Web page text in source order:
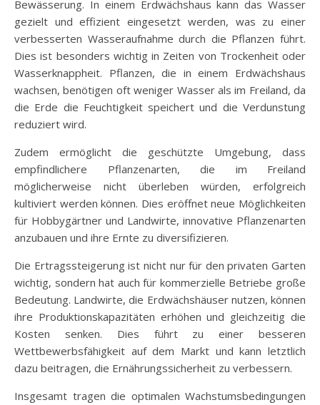
Bewässerung. In einem Erdwächshaus kann das Wasser
gezielt und effizient eingesetzt werden, was zu einer
verbesserten Wasseraufnahme durch die Pflanzen führt.
Dies ist besonders wichtig in Zeiten von Trockenheit oder
Wasserknappheit. Pflanzen, die in einem Erdwächshaus
wachsen, benötigen oft weniger Wasser als im Freiland, da
die Erde die Feuchtigkeit speichert und die Verdunstung
reduziert wird.
Zudem ermöglicht die geschützte Umgebung, dass
empfindlichere Pflanzenarten, die im Freiland
möglicherweise nicht überleben würden, erfolgreich
kultiviert werden können. Dies eröffnet neue Möglichkeiten
für Hobbygärtner und Landwirte, innovative Pflanzenarten
anzubauen und ihre Ernte zu diversifizieren.
Die Ertragssteigerung ist nicht nur für den privaten Garten
wichtig, sondern hat auch für kommerzielle Betriebe große
Bedeutung. Landwirte, die Erdwächshäuser nutzen, können
ihre Produktionskapazitäten erhöhen und gleichzeitig die
Kosten senken. Dies führt zu einer besseren
Wettbewerbsfähigkeit auf dem Markt und kann letztlich
dazu beitragen, die Ernährungssicherheit zu verbessern.
Insgesamt tragen die optimalen Wachstumsbedingungen